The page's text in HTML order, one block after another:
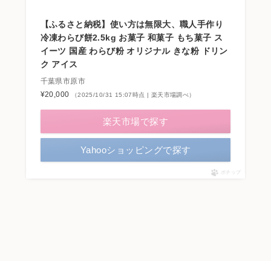
【ふるさと納税】使い方は無限大、職人手作り
冷凍わらび餅2.5kg お菓子 和菓子 もち菓子 ス
イーツ 国産 わらび粉 オリジナル きな粉 ドリン
ク アイス
千葉県市原市
¥20,000
（2025/10/31 15:07時点 | 楽天市場調べ）
楽天市場で探す
Yahooショッピングで探す
ポチップ